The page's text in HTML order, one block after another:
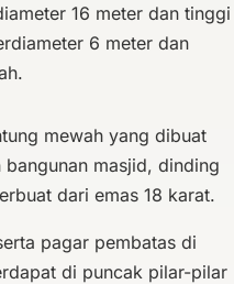
16 meter dan tinggi
6 meter dan
mewah yang dibuat
masjid, dinding
dari emas 18 karat.
pagar pembatas di
di puncak pilar-pilar